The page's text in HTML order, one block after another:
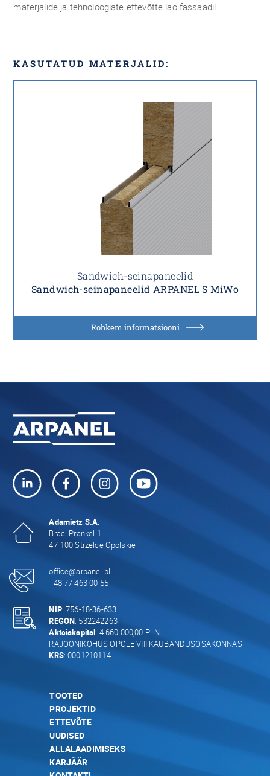
materjalide ja tehnoloogiate ettevõtte lao fassaadil.
KASUTATUD MATERJALID:
Sandwich-seinapaneelid
Sandwich-seinapaneelid ARPANEL S MiWo
Rohkem informatsiooni
Adamietz S.A.
Braci Prankel 1
47-100 Strzelce Opolskie
office@arpanel.pl
+48 77 463 00 55
NIP: 756-18-36-633
REGON: 532242263
Aktsiakapital: 4 660 000,00 PLN
RAJOONIKOHUS OPOLE VIII KAUBANDUSOSAKONNAS
KRS: 0001210114
TOOTED
PROJEKTID
ETTEVÕTE
UUDISED
ALLALAADIMISEKS
KARJÄÄR